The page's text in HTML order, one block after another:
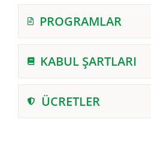
PROGRAMLAR
KABUL ŞARTLARI
ÜCRETLER